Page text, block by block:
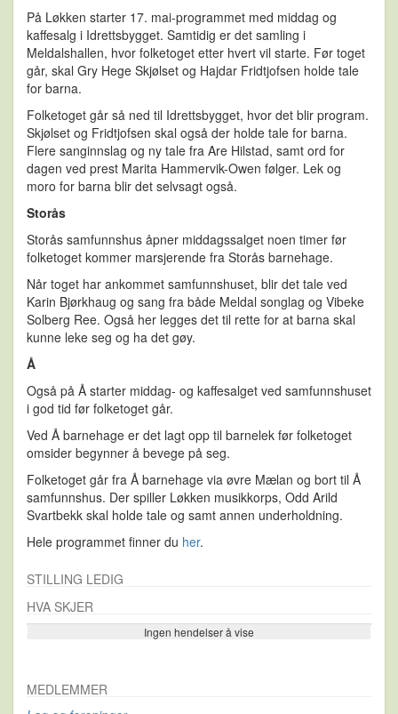
På Løkken starter 17. mai-programmet med middag og
kaffesalg i Idrettsbygget. Samtidig er det samling i
Meldalshallen, hvor folketoget etter hvert vil starte. Før toget
går, skal Gry Hege Skjølset og Hajdar Fridtjofsen holde tale
for barna.
Folketoget går så ned til Idrettsbygget, hvor det blir program.
Skjølset og Fridtjofsen skal også der holde tale for barna.
Flere sanginnslag og ny tale fra Are Hilstad, samt ord for
dagen ved prest Marita Hammervik-Owen følger. Lek og
moro for barna blir det selvsagt også.
Storås
Storås samfunnshus åpner middagssalget noen timer før
folketoget kommer marsjerende fra Storås barnehage.
Når toget har ankommet samfunnshuset, blir det tale ved
Karin Bjørkhaug og sang fra både Meldal songlag og Vibeke
Solberg Ree. Også her legges det til rette for at barna skal
kunne leke seg og ha det gøy.
Å
Også på Å starter middag- og kaffesalget ved samfunnshuset
i god tid før folketoget går.
Ved Å barnehage er det lagt opp til barnelek før folketoget
omsider begynner å bevege på seg.
Folketoget går fra Å barnehage via øvre Mælan og bort til Å
samfunnshus. Der spiller Løkken musikkorps, Odd Arild
Svartbekk skal holde tale og samt annen underholdning.
Hele programmet finner du her.
STILLING LEDIG
HVA SKJER
Ingen hendelser å vise
Se flere…
MEDLEMMER